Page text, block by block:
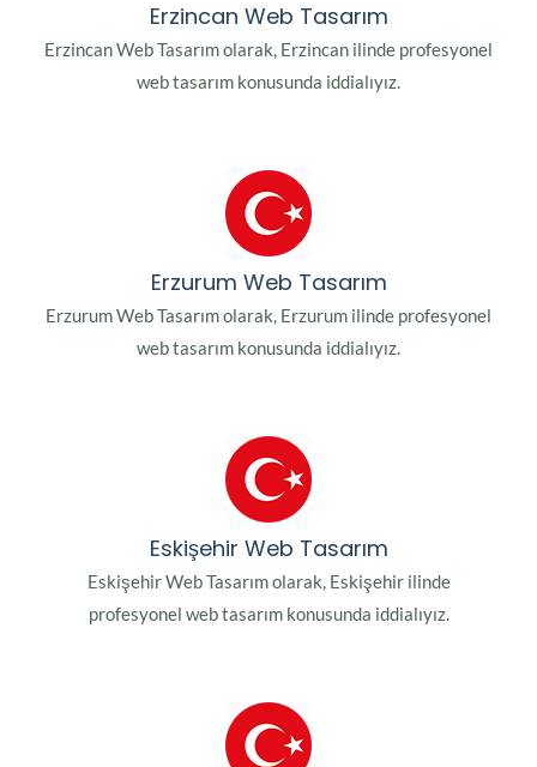
Erzincan Web Tasarım
Erzincan Web Tasarım olarak, Erzincan ilinde profesyonel
web tasarım konusunda iddialıyız.
Erzurum Web Tasarım
Erzurum Web Tasarım olarak, Erzurum ilinde profesyonel
web tasarım konusunda iddialıyız.
Eskişehir Web Tasarım
Eskişehir Web Tasarım olarak, Eskişehir ilinde
profesyonel web tasarım konusunda iddialıyız.